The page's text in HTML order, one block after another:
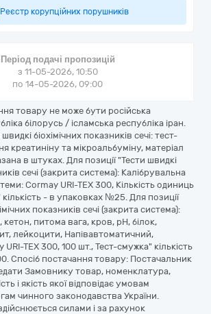
Реєстр корупційних порушників
Період подачі пропозицій
з 11-05-2026, 10:50
по 14-05-2026, 09:00
товару не може бути російська
білорусь / ісламська республіка іран.
біохімічних показників сечі: тест-
креатиніну та мікроальбуміну, матеріал
в штуках. Для позиції "Тести швидкі
сечі (закрита система): Калібрувальна
Cormay URI-TEX 300, Кількість одиниць
- в упаковках №25. Для позиції
показників сечі (закрита система):
кетон, питома вага, кров, pH, білок,
лейкоцити, Напівавтоматичний,
URI-TEX 300, 100 шт., Тест-смужка" кількість
Спосіб постачання товару: Постачальник
Замовнику товар, номенклатура,
і якість якої відповідає умовам
чинного законодавства України.
силами і за рахунок